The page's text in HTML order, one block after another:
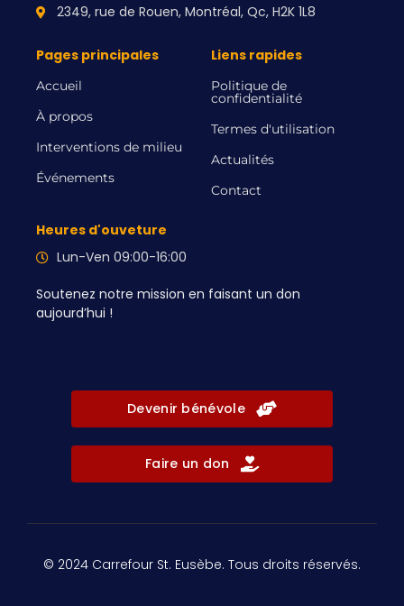
2349, rue de Rouen, Montréal, Qc, H2K 1L8
Pages principales
Accueil
À propos
Interventions de milieu
Événements
Liens rapides
Politique de
confidentialité
Termes d'utilisation
Actualités
Contact
Heures d'ouveture
Lun-Ven 09:00-16:00
Soutenez notre mission en faisant un don
aujourd’hui !
Devenir bénévole
Faire un don
© 2024 Carrefour St. Eusèbe. Tous droits réservés.